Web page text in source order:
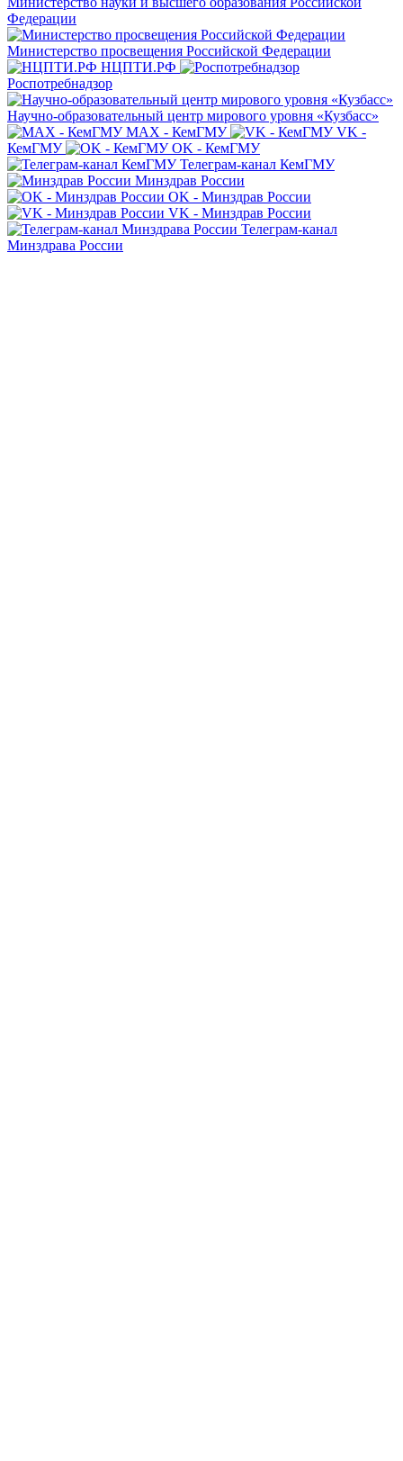
Федерации
Министерство просвещения Российской Федерации
НЦПТИ.РФ
Роспотребнадзор
Научно-образовательный центр мирового уровня «Кузбасс»
MAX - КемГМУ
VK -
КемГМУ
OK - КемГМУ
Телеграм-канал КемГМУ
Минздрав России
OK - Минздрав России
VK - Минздрав России
Телеграм-канал
Минздрава России